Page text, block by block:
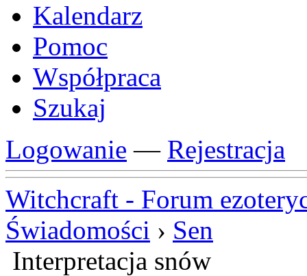
Kalendarz
Pomoc
Współpraca
Szukaj
Logowanie — Rejestracja
Witchcraft - Forum
Świadomości › Sen
Interpretacja snów